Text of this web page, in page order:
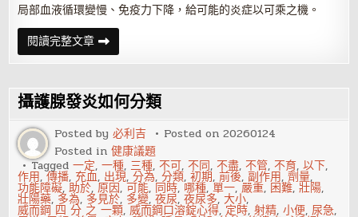
局部血液循環變慢、免疫力下降，給可能的炎症以可乘之機。
閱讀完整文章慢
性
攝
腺
發
炎
患
者
的
禁
忌
有
哪
些
攝護腺發炎如何分類
Posted by必利吉 Posted on20260124
Posted in健康議題
Tagged一定,一種, 三種,不可,不同,不盡,不管,不育,以下,
作用,傳播, 充血, 出現,分為,分類,初期,前後,副作用,劑量,
功能障礙,助於,原因,可能, 同時, 哪種,單一,嚴重, 困難,壯陽,
壯陽藥, 多為, 多見於, 多變,夜尿,夜尿多,大小,
威而鋼 四 分 之 一顆,威而鋼口溶錠心得, 定時,射精,小便,尿急,